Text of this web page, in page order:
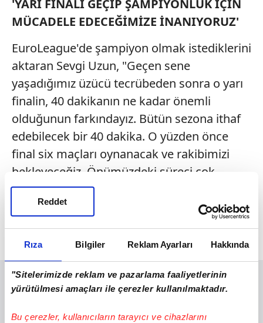
Rıza Bilgiler Reklam Ayarları Hakkında
"Sitelerimizde reklam ve pazarlama faaliyetlerinin
yürütülmesi amaçları ile çerezler kullanılmaktadır.
Bu çerezler, kullanıcıların tarayıcı ve cihazlarını
Reddet
'YARI FİNALİ GEÇİP ŞAMPİYONLUK İÇİN
MÜCADELE EDECEĞİMİZE İNANIYORUZ'
EuroLeague'de şampiyon olmak istediklerini
aktaran Sevgi Uzun, "Geçen sene
yaşadığımız üzücü tecrübeden sonra o yarı
finalin, 40 dakikanın ne kadar önemli
olduğunun farkındayız. Bütün sezona ithaf
edebilecek bir 40 dakika. O yüzden önce
final six maçları oynanacak ve rakibimizi
bekleyeceğiz. Önümüzdeki süreci çok
verimli bir şekilde geçirmeliyiz. Orada
olabildiğimiz en hazır şekilde olacağız. Yarı
finali geçip şampiyonluk için mücadele
edeceğimize inanıyorum" şeklinde konuştu.